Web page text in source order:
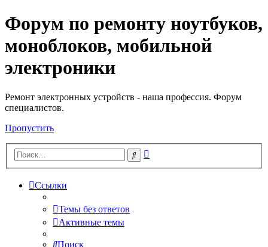
Регистрация
Форум по ремонту ноутбуков,
моноблоков, мобильной
электроники
Ремонт электронных устройств - наша профессия. Форум
специалистов.
Пропустить
Поиск
Ссылки
Темы без ответов
Активные темы
Поиск